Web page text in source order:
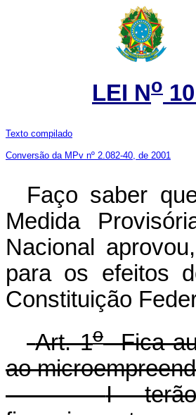
LEI No
Texto compilado
Conversão da MPv nº 2.082-40, de 2001
Faço saber
Medida
Nacional
para os efeitos
Constituição
Art. 1oFica
ao
I -